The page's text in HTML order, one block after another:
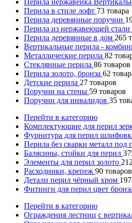
Перила нержавейка
Перила в стиле лофт 73 товара
Перила деревянные поручни
Перила из нержавеющей стали
Перила деревянные в дом 265
Вертикальные перила -
Металлические перила 82
Стеклянные перила 86 товаров
Перила золото, бронза 62
Детские перила 27 товаров
Поручни на стены 59 товаров
Поручни для инвалидов 35
Перейти в категорию
Комплектующие для перил
Фурнитура для перил
Перила без сварки металл под
Балясины, стойки для перил
Элементы для перил золото 212
Расходники, крепеж 90 товаров
Детали перил чёрный хром 197
Фитинги для перил цвет
Перейти в категорию
Ограждения лестниц с